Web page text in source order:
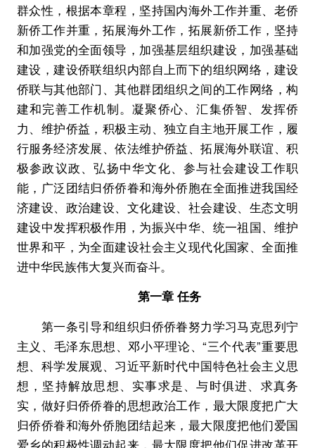
群众性，根据本章程，坚持国内海外工作并重、老侨
新侨工作并重，拓展海外工作，拓展新侨工作，坚持
和加强党的全面领导，加强基层组织建设，加强基础
建设，建设侨联组织内部自上而下的组织网络，建设
侨联与其他部门、其他群团组织之间的工作网络，构
建和完善工作机制。凝聚侨心、汇集侨智、发挥侨
力、维护侨益，积极主动、独立自主地开展工作，履
行服务经济发展、依法维护侨益、拓展海外联谊、积
极参政议政、弘扬中华文化、参与社会建设工作职
能，广泛团结归侨侨眷和海外侨胞在全面推进我国经
济建设、政治建设、文化建设、社会建设、生态文明
建设中发挥积极作用，为振兴中华、统一祖国、维护
世界和平，为全面建设社会主义现代化国家、全面推
进中华民族伟大复兴而奋斗。
第一章 任务
第一条引导和组织归侨侨眷努力学习马克思列宁
主义、毛泽东思想、邓小平理论、“三个代表”重要思
想、科学发展观、习近平新时代中国特色社会主义思
想，坚持解放思想、实事求是、与时俱进、求真务
实，做好归侨侨眷的思想政治工作，最大限度把广大
归侨侨眷和海外侨胞团结起来，最大限度把他们爱国
爱乡的积极性调动起来，最大限度把他们促进改革开